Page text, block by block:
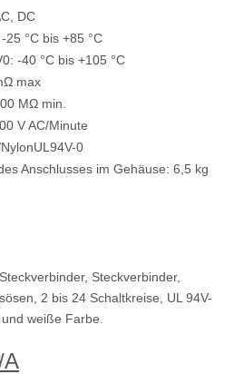
DC
°C bis +85 °C
+105 °C
max
MΩ min.
V AC/Minute
0
Anschlusses im Gehäuse: 6,5 kg
Steckverbinder,
2 bis 24 Schaltkreise, UL 94V-
und weiße Farbe.
A